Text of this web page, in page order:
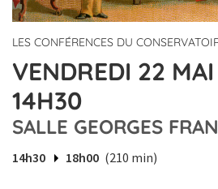
LES CONFÉRENCES DU
VENDREDI 22
14H30
SALLE GEORGES
14h30 18h00 (210 min)